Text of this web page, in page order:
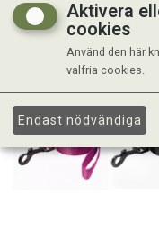
Aktivera
cookies
Använd den här
valfria cookies.
Endast nödvändiga